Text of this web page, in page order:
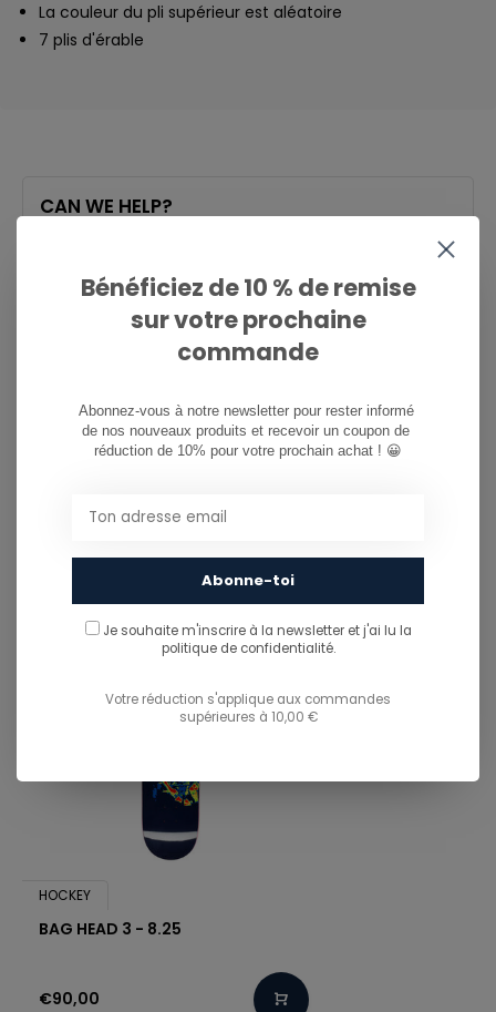
La couleur du pli supérieur est aléatoire
7 plis d'érable
CAN WE HELP?
081/260.730
info@ostreet.be
PARTAGER CE PRODUIT
You might also like...
HOCKEY
BAG HEAD 3 - 8.25
€90,00
Bénéficiez de 10 % de remise
sur votre prochaine
commande
Abonnez-vous à notre newsletter pour rester informé
de nos nouveaux produits et recevoir un coupon de
réduction de 10% pour votre prochain achat ! 😀
Abonne-toi
Je souhaite m'inscrire à la newsletter et j'ai lu la
politique de confidentialité.
Votre réduction s'applique aux commandes
supérieures à 10,00 €